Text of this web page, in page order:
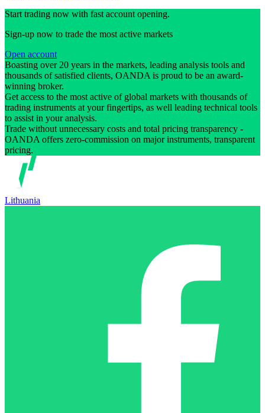
Start trading now with fast account opening.
Sign-up now to trade the most active markets
Open account
Boasting over 20 years in the markets, leading analysis tools and
thousands of satisfied clients, OANDA is proud to be an award-
winning broker.
Get access to the most active of global markets with thousands of
trading instruments at your fingertips, as well leading technical tools
to assist in your analysis.
Trade without unnecessary costs and total pricing transparency -
OANDA offers zero-commission on major instruments, transparent
pricing.
Lithuania